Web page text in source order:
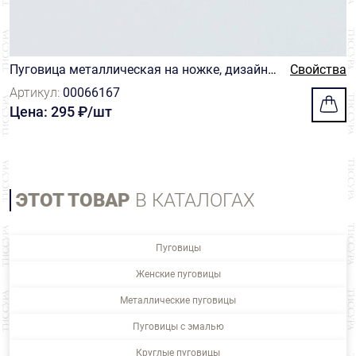
Пуговица металлическая на ножке, дизайн
"Решетка", цвет золото/черный, эмалевое по
крытие
Свойства
Артикул: 00066167
Цена: 295 ₽/шт
ЭТОТ ТОВАР В КАТАЛОГАХ
Пуговицы
Женские пуговицы
Металлические пуговицы
Пуговицы с эмалью
Круглые пуговицы